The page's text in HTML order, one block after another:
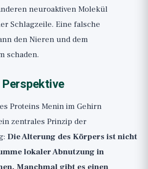
neuroaktiven Molekül
Schlagzeile. Eine falsche
den Nieren und dem
schaden.
Proteins Menin im Gehirn
zentrales Prinzip der
Die Alterung des Körpers ist nicht
lokaler Abnutzung in